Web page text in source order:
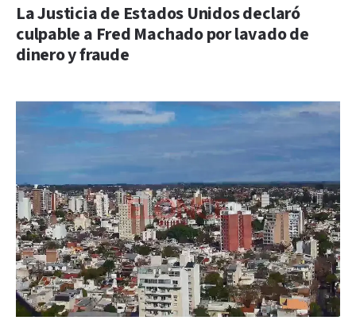
La Justicia de Estados Unidos declaró
culpable a Fred Machado por lavado de
dinero y fraude